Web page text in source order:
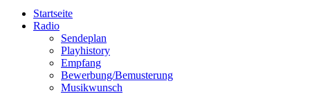
Startseite
Radio
Sendeplan
Playhistory
Empfang
Bewerbung/Bemusterung
Musikwunsch